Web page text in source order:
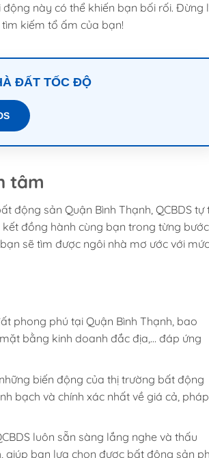
này có thể khiến bạn bối rối. Đừng
kiếm tổ ấm của bạn!
ĐẤT TỐC ĐỘ
tâm
động sản Quận Bình Thạnh, QCBDS tự
đồng hành cùng bạn trong từng
sẽ tìm được ngôi nhà mơ ước với mức
phong phú tại Quận Bình Thạnh, bao
bằng kinh doanh đắc địa,… đáp ứng
biến động của thị trường bất động
bạch và chính xác nhất về giá cả, pháp
luôn sẵn sàng lắng nghe và thấu
giúp bạn lựa chọn được bất động sản